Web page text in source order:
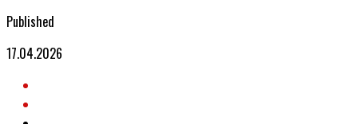
Published
17.04.2026